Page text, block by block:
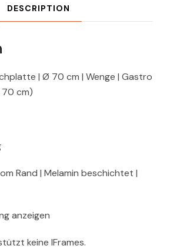
DESCRIPTION
| Ø 70 cm | Wenge | Gastro
cm)
Rand | Melamin beschichtet |
anzeigen
keine IFrames.